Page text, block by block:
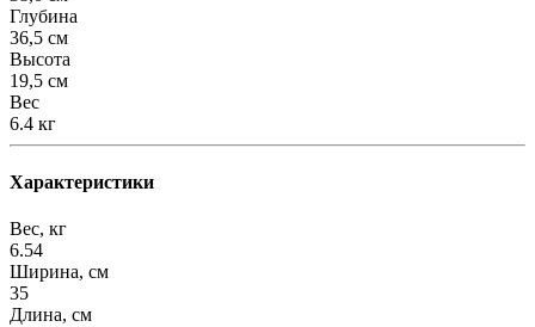
Глубина
36,5 см
Высота
19,5 см
Вес
6.4 кг
Характеристики
Вес, кг
6.54
Ширина, см
35
Длина, см